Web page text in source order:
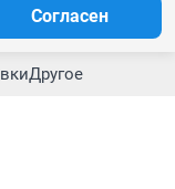
Согласен
Другое